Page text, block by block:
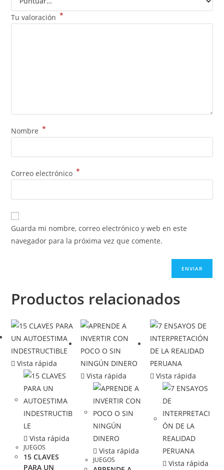
Tu valoración *
Nombre *
Correo electrónico *
Guarda mi nombre, correo electrónico y web en este
navegador para la próxima vez que comente.
Productos relacionados
Vista rápida
Vista rápida
JUEGOS
15 CLAVES
PARA UN
Vista rápida
Vista rápida
JUEGOS
Vista rápida
Vista rápida